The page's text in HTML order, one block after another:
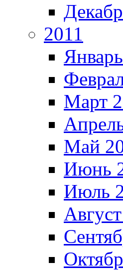
2011
Март
Май
Июнь
Июль